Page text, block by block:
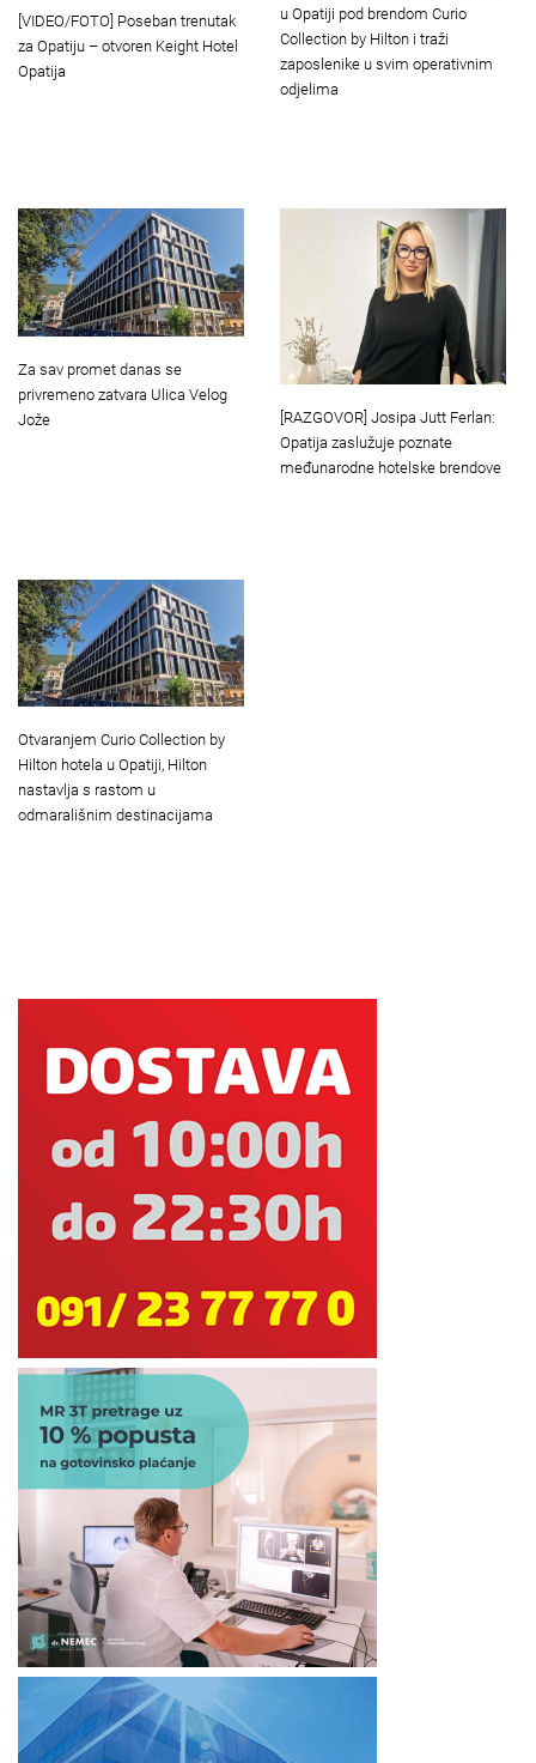
[VIDEO/FOTO] Poseban trenutak
za Opatiju – otvoren Keight Hotel
Opatija
u Opatiji pod brendom Curio
Collection by Hilton i traži
zaposlenike u svim operativnim
odjelima
Za sav promet danas se
privremeno zatvara Ulica Velog
Jože
[RAZGOVOR] Josipa Jutt Ferlan:
Opatija zaslužuje poznate
međunarodne hotelske brendove
Otvaranjem Curio Collection by
Hilton hotela u Opatiji, Hilton
nastavlja s rastom u
odmarališnim destinacijama